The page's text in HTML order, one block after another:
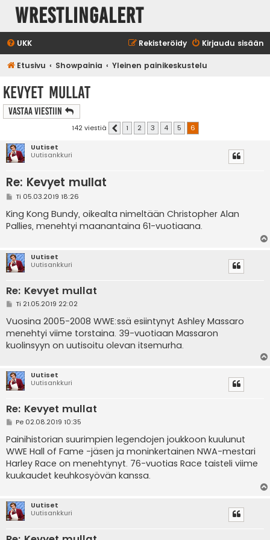
WrestlingAlert
UKK Kirjaudu sisään
Rekisteröidy
Etusivu Showpainia Yleinen painikeskustelu
Kevyet mullat
Vastaa Viestiin
142 viestiä Edellinen
1 2 3 4 5
6
Uutiset
Uutisankkuri
Re: Kevyet mullat
V
e
s
t
Ti 05.03.2019 18:26
King Kong Bundy, oikealta nimeltään Christopher Alan
Pallies, menehtyi maanantaina 61-vuotiaana.
Uutiset
Uutisankkuri
Re: Kevyet mullat
V
e
s
t
i
Ti 21.05.2019 22:02
Vuosina 2005-2008 WWE:ssä esiintynyt Ashley Massaro
menehtyi viime torstaina. 39-vuotiaan Massaron
kuolinsyyn on uutisoitu olevan itsemurha.
Uutiset
Uutisankkuri
Re: Kevyet mullat
V
e
s
t
i
Pe 02.08.2019 10:35
Painihistorian suurimpien legendojen joukkoon kuulunut
WWE Hall of Fame -jäsen ja moninkertainen NWA-mestari
Harley Race on menehtynyt. 76-vuotias Race taisteli viime
kuukaudet keuhkosyövän kanssa.
Uutiset
Uutisankkuri